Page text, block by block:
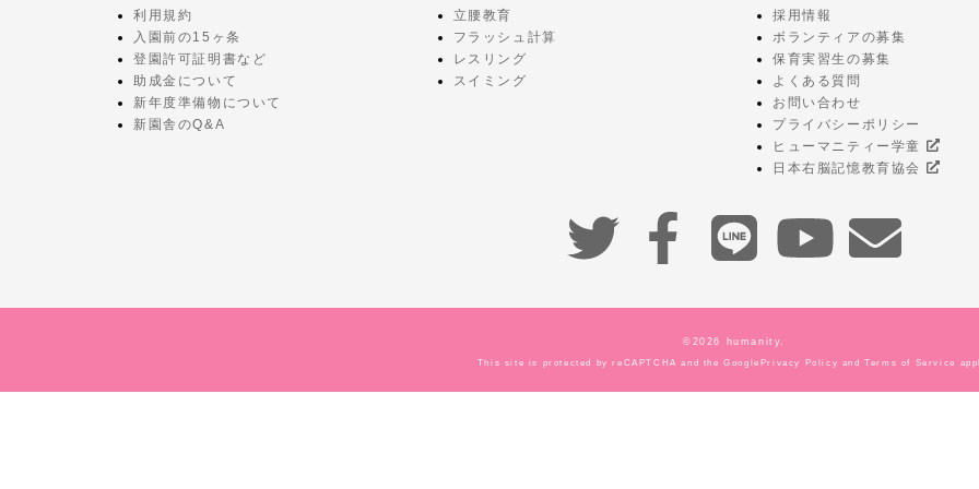
利用規約
入園前の15ヶ条
登園許可証明書など
助成金について
新年度準備物について
新園舎のQ&A
立腰教育
フラッシュ計算
レスリング
スイミング
採用情報
ボランティアの募集
保育実習生の募集
よくある質問
お問い合わせ
プライバシーポリシー
ヒューマニティー学童
日本右脳記憶教育協会
©2026 humanity.
This site is protected by reCAPTCHA and the Google Privacy Policy andTerms of Service